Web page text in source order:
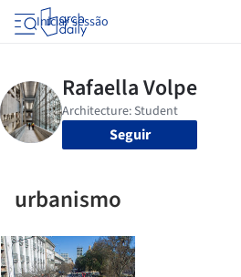
Iniciar sessão
Seguir
urbanismo